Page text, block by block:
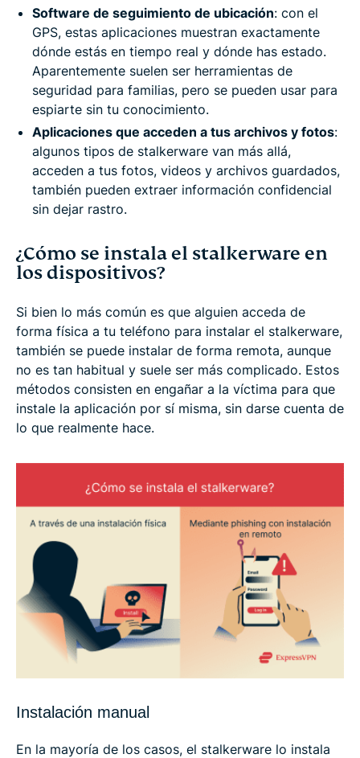
Software de seguimiento de ubicación: con el
GPS, estas aplicaciones muestran exactamente
dónde estás en tiempo real y dónde has estado.
Aparentemente suelen ser herramientas de
seguridad para familias, pero se pueden usar para
espiarte sin tu conocimiento.
Aplicaciones que acceden a tus archivos y fotos:
algunos tipos de stalkerware van más allá,
acceden a tus fotos, videos y archivos guardados,
también pueden extraer información confidencial
sin dejar rastro.
¿Cómo se instala el stalkerware en
los dispositivos?
Si bien lo más común es que alguien acceda de
forma física a tu teléfono para instalar el stalkerware,
también se puede instalar de forma remota, aunque
no es tan habitual y suele ser más complicado. Estos
métodos consisten en engañar a la víctima para que
instale la aplicación por sí misma, sin darse cuenta de
lo que realmente hace.
Instalación manual
En la mayoría de los casos, el stalkerware lo instala